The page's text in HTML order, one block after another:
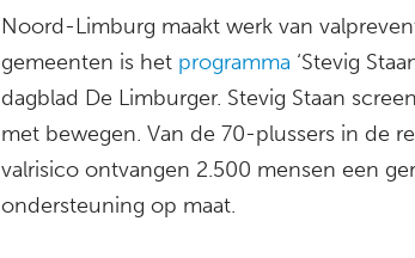
Noord-Limburg maakt werk van
gemeenten is het programma ‘Stevig
dagblad De Limburger. Stevig Staan
met bewegen. Van de 70-plussers in de
valrisico ontvangen 2.500 mensen een
ondersteuning op maat.